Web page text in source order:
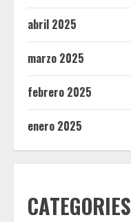
abril 2025
marzo 2025
febrero 2025
enero 2025
CATEGORIES